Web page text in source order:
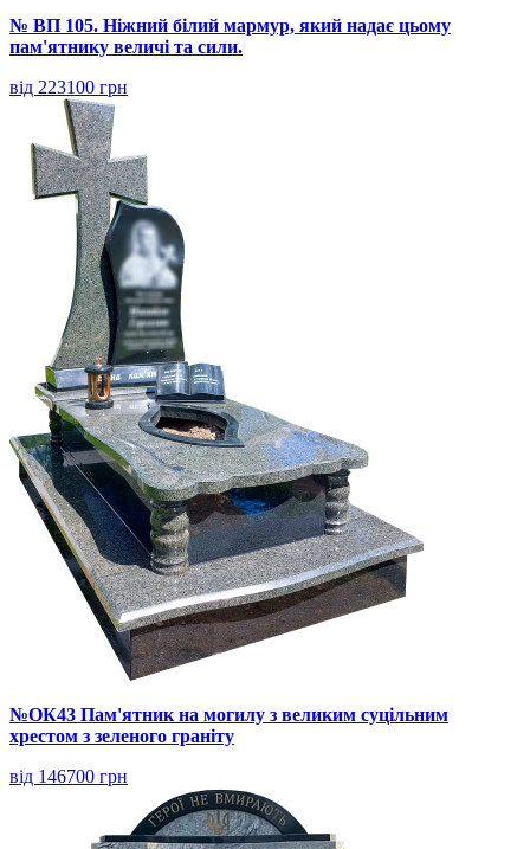
№ ВП 105. Ніжний білий мармур, який надає цьому
пам'ятнику величі та сили.
від 223100 грн
№ОК43 Пам'ятник на могилу з великим суцільним
хрестом з зеленого граніту
від 146700 грн